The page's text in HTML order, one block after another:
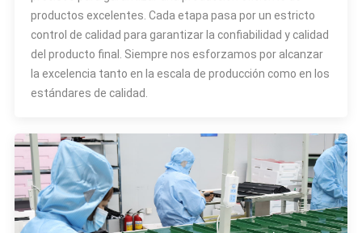
productos excelentes. Cada etapa pasa por un estricto
control de calidad para garantizar la confiabilidad y calidad
del producto final. Siempre nos esforzamos por alcanzar
la excelencia tanto en la escala de producción como en los
estándares de calidad.